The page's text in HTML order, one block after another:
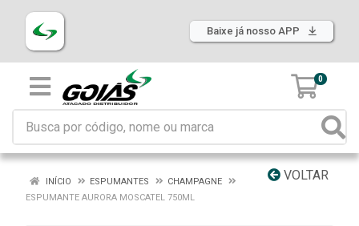
Baixe já nosso APP
0
VOLTAR
INÍCIO ESPUMANTES
CHAMPAGNE
ESPUMANTE AURORA MOSCATEL 750ML